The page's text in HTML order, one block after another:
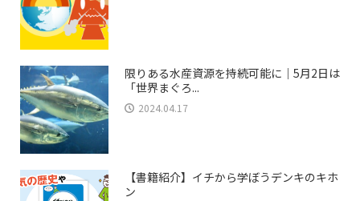
限りある水産資源を持続可能に｜5月2日は
「世界まぐろ...
2024.04.17
【書籍紹介】イチから学ぼうデンキのキホ
ン